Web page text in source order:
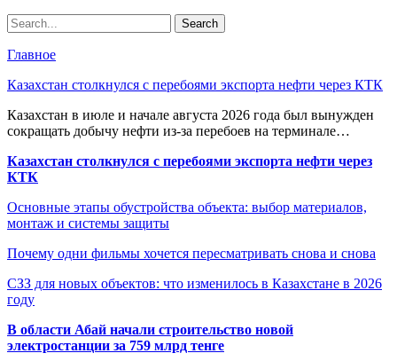
Главное
Казахстан столкнулся с перебоями экспорта нефти через КТК
Казахстан в июле и начале августа 2026 года был вынужден
сокращать добычу нефти из-за перебоев на терминале…
Казахстан столкнулся с перебоями экспорта нефти через
КТК
Основные этапы обустройства объекта: выбор материалов,
монтаж и системы защиты
Почему одни фильмы хочется пересматривать снова и снова
СЗЗ для новых объектов: что изменилось в Казахстане в 2026
году
В области Абай начали строительство новой
электростанции за 759 млрд тенге